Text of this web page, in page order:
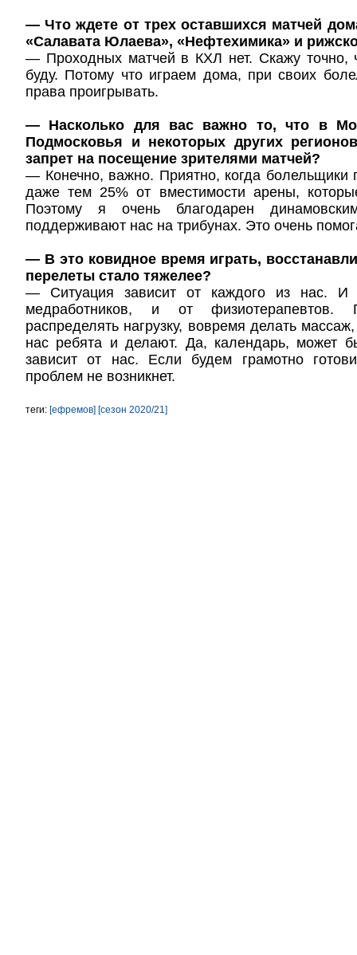
— Что ждете от трех оставшихся матчей
«Салавата Юлаева», «Нефтехимика» и
— Проходных матчей в КХЛ нет. Скажу точно,
буду. Потому что играем дома, при своих
права проигрывать.
— Насколько для вас важно то, что в
Подмосковья и некоторых других
запрет на посещение зрителями матчей?
— Конечно, важно. Приятно, когда болельщики
даже тем 25% от вместимости арены,
Поэтому я очень благодарен
поддерживают нас на трибунах. Это очень
— В это ковидное время играть,
перелеты стало тяжелее?
— Ситуация зависит от каждого из нас. И
медработников, и от физиотерапевтов.
распределять нагрузку, вовремя делать
нас ребята и делают. Да, календарь, может
зависит от нас. Если будем грамотно
проблем не возникнет.
теги: [ефремов] [сезон 2020/21]